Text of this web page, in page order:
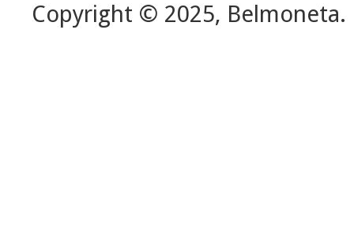
Copyright © 2025, Belmoneta.